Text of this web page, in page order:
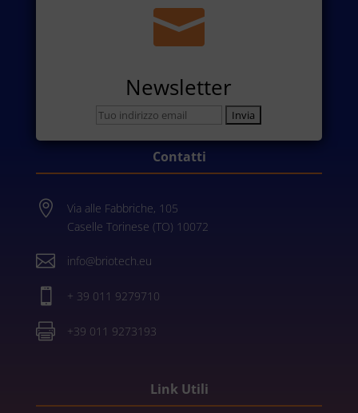

Newsletter
Contatti

Via alle Fabbriche, 105
Caselle Torinese (TO) 10072
 info@briotech.eu
 + 39 011 9279710
 +39 011 9273193
Link Utili